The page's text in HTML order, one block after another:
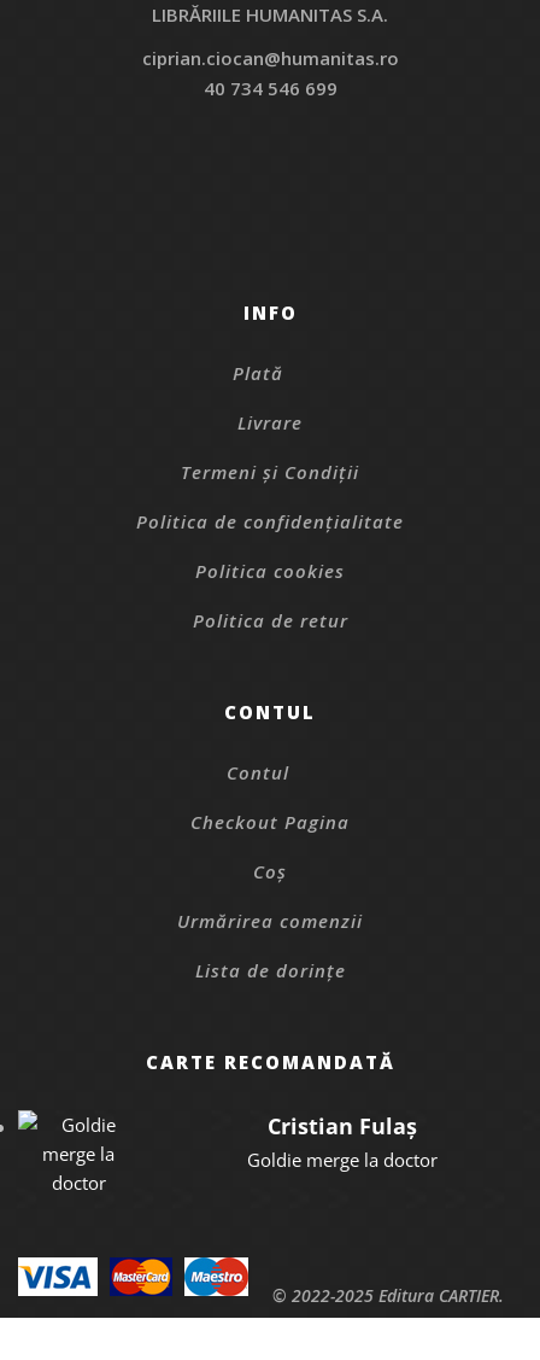
LIBRĂRIILE HUMANITAS S.A.
ciprian.ciocan@humanitas.ro
40 734 546 699
INFO
Plată
Livrare
Termeni și Condiții
Politica de confidențialitate
Politica cookies
Politica de retur
CONTUL
Contul
Checkout Pagina
Coș
Urmărirea comenzii
Lista de dorințe
CARTE RECOMANDATĂ
Cristian Fulaș
Goldie merge la doctor
© 2022-2025 Editura CARTIER.